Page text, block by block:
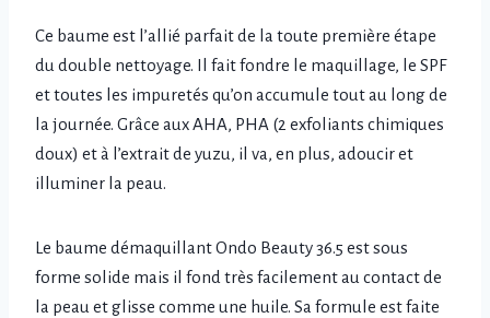
Ce baume est l’allié parfait de la toute première étape
du double nettoyage. Il fait fondre le maquillage, le SPF
et toutes les impuretés qu’on accumule tout au long de
la journée. Grâce aux AHA, PHA (2 exfoliants chimiques
doux) et à l’extrait de yuzu, il va, en plus, adoucir et
illuminer la peau.
Le baume démaquillant Ondo Beauty 36.5 est sous
forme solide mais il fond très facilement au contact de
la peau et glisse comme une huile. Sa formule est faite